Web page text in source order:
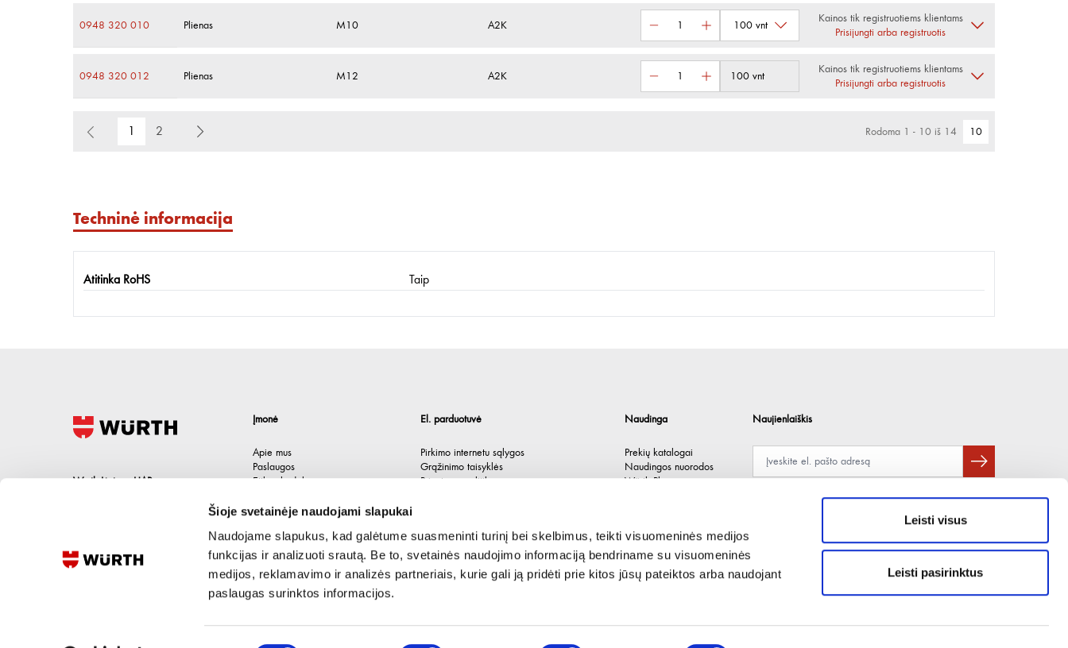
Šioje svetainėje naudojami slapukai
Naudojame slapukus, kad galėtume suasmeninti turinį bei skelbimus, teikti visuomeninės medijos
funkcijas ir analizuoti srautą. Be to, svetainės naudojimo informaciją bendriname su visuomeninės
medijos, reklamavimo ir analizės partneriais, kurie gali ją pridėti prie kitos jūsų pateiktos arba naudojant
paslaugas surinktos informacijos.
Leisti visus
Leisti pasirinktus
0948 320 010 Plienas M10 A2K
Kainos tik registruotiems klientams
Prisijungti arba registruotis
0948 320 012 Plienas M12 A2K 100 vnt
Kainos tik registruotiems klientams
Prisijungti arba registruotis
1 2 Rodoma 1 - 10 iš 14 10
Techninė informacija
Atitinka RoHS Taip
Wurth Lietuva UAB
Lietuva
Įmonė
Apie mus
Paslaugos
Etikos kodeksas
Kontaktai
El. parduotuvė
Pirkimo internetu sąlygos
Grąžinimo taisyklės
Privatumo politika
Naudinga
Prekių katalogai
Naudingos nuorodos
Würth Plus
Naujienlaiškis
Pateikdami el. paštą sutinkate gauti tiesioginę rinkodarą.